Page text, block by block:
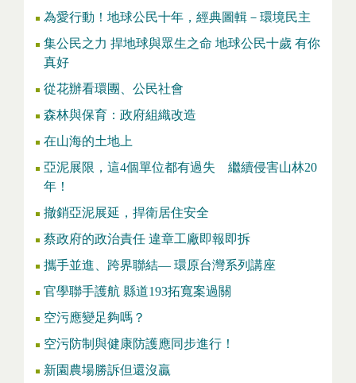
為愛行動！地球公民十年，經典圖輯－環境民主
集公民之力 捍地球與眾生之命 地球公民十歲 有你
真好
從花辦看環團、公民社會
森林與保育：政府組織改造
在山海的土地上
亞泥展限，這4個單位都有過失 繼續侵害山林20
年！
撤銷亞泥展延，捍衛居住安全
蔡政府的政治責任 違章工廠即報即拆
攜手並進、跨界聯結— 環原台灣系列講座
官學聯手護航 縣道193拓寬案過關
空污應變足夠嗎？
空污防制與健康防護應同步進行！
新園農場勝訴但還沒贏